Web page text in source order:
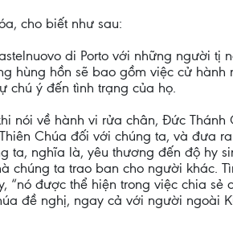
cho biết như sau:
di Porto với những người tị
hùng hồn sẽ bao gồm việc cử hành
chú ý đến tình trạng của họ.
nói về hành vi rửa chân, Đức Thánh
Chúa đối với chúng ta, và đưa
ta, nghĩa là, yêu thương đến độ hy
chúng ta trao ban cho người khác.
“nó được thể hiện trong việc chia sẻ
đề nghị, ngay cả với người ngoài